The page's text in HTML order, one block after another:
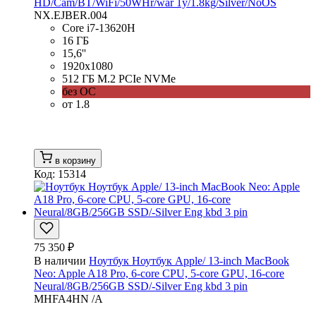
NX.EJBER.004
Core i7-13620H
16 ГБ
15,6''
1920x1080
512 ГБ M.2 PCIe NVMe
без ОС
от 1.8
в корзину
Код: 15314
75 350 ₽
В наличии Ноутбук Ноутбук Apple/ 13-inch MacBook
Neo: Apple A18 Pro, 6-core CPU, 5-core GPU, 16-core
Neural/8GB/256GB SSD/-Silver Eng kbd 3 pin
MHFA4HN /A